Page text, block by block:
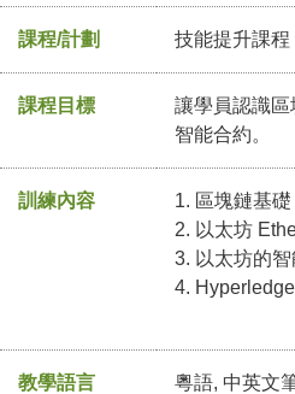
課程/計劃 技能提升課程
課程目標
讓學員認識
智能合約。
訓練內容
1. 區塊鏈基礎
2. 以太坊
3. 以太坊的
4.
教學語言 粵語, 中英文